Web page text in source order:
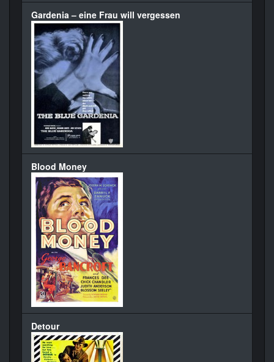
Gardenia – eine Frau will vergessen
Blood Money
Detour